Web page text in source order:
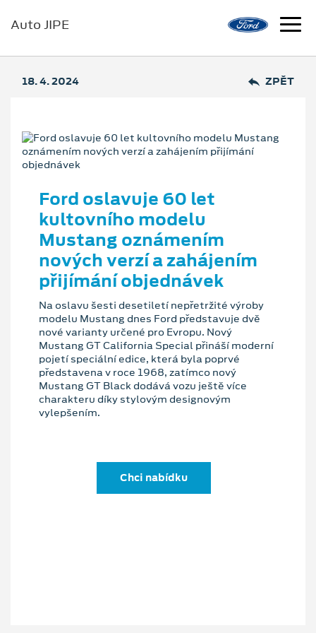
Auto JIPE
18. 4. 2024 ZPĚT
Ford oslavuje 60 let
kultovního modelu
Mustang oznámením
nových verzí a zahájením
přijímání objednávek
Na oslavu šesti desetiletí nepřetržité výroby
modelu Mustang dnes Ford představuje dvě
nové varianty určené pro Evropu. Nový
Mustang GT California Special přináší moderní
pojetí speciální edice, která byla poprvé
představena v roce 1968, zatímco nový
Mustang GT Black dodává vozu ještě více
charakteru díky stylovým designovým
vylepšením.
Chci nabídku